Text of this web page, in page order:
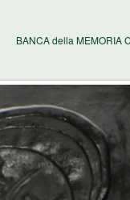
BANCA della MEMORIA